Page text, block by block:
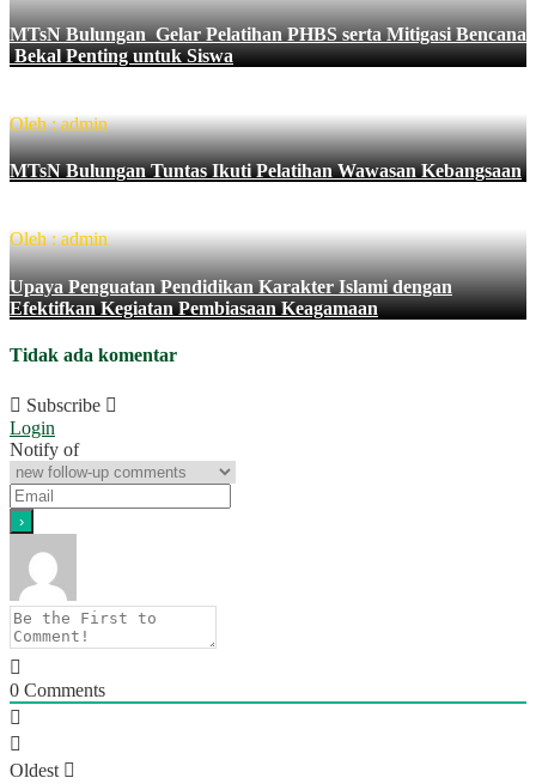
MTsN Bulungan Gelar Pelatihan PHBS serta Mitigasi Bencana
Bekal Penting untuk Siswa
Oleh : admin
MTsN Bulungan Tuntas Ikuti Pelatihan Wawasan Kebangsaan
Oleh : admin
Upaya Penguatan Pendidikan Karakter Islami dengan
Efektifkan Kegiatan Pembiasaan Keagamaan
Tidak ada komentar
Subscribe
Login
Notify of
0 Comments
Oldest